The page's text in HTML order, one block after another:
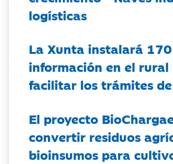
logísticas
La Xunta instalará
información en el rural
facilitar los trámites
El proyecto
convertir residuos
bioinsumos para